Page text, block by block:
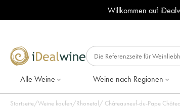
Willkommen auf
Alle Weine Weine nach Regionen
Startseite/Weine kaufen/Rhonetal/ Châteauneuf-du-Pape